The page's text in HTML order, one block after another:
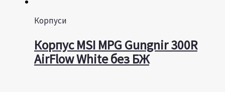
Корпуси
Корпус MSI MPG Gungnir 300R
AirFlow White без БЖ